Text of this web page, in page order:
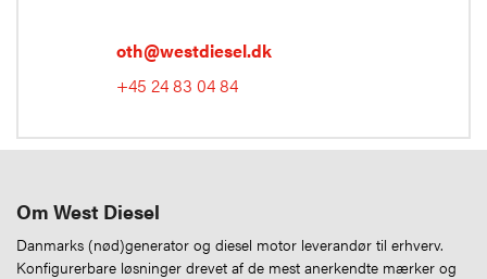
oth@westdiesel.dk
+45 24 83 04 84
Om West Diesel
Danmarks (nød)generator og diesel motor leverandør til erhverv.
Konfigurerbare løsninger drevet af de mest anerkendte mærker og